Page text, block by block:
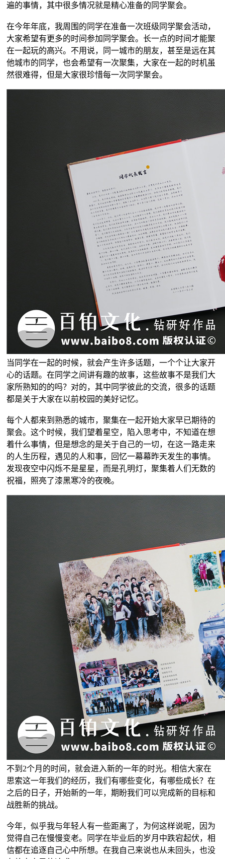
遍的事情，其中很多情况就是精心准备的同学聚会。
在今年年底，我周围的同学在准备一次班级同学聚会活动，
大家希望有更多的时间参加同学聚会。长一点的时间才能聚
在一起玩的高兴。不用说，同一城市的朋友，甚至是远在其
他城市的同学，也会希望有一次聚集，大家在一起的时机虽
然很难得，但是大家很珍惜每一次同学聚会。
当同学在一起的时候，就会产生许多话题，一个个让大家开
心的话题。在同学之间讲有趣的故事，这些故事不是我们大
家所熟知的的吗？对的，其中同学彼此的交流，很多的话题
都是关于大家在以前校园的美好记忆。
每个人都来到熟悉的城市，聚集在一起开始大家早已期待的
聚会。这个时候，我们望着星空，陷入思考中，不知道在想
着什么事情，但是想念的是关于自己的一切，在这一路走来
的人生历程，遇见的人和事，回忆一幕幕昨天发生的事情。
发现夜空中闪烁不是星星，而是孔明灯，聚集着人们无数的
祝福，照亮了漆黑寒冷的夜晚。
不到2个月的时间，就会进入新的一年的时光。相信大家在
思索这一年我们的经历，我们有哪些变化，有哪些成长？在
之后的日子，开始新的一年，期盼我们可以完成新的目标和
战胜新的挑战。
今年，似乎我与年轻人有一些距离了，为何这样说呢，因为
觉得自己在慢慢变老。同学在毕业后的岁月中跌宕起伏，相
信都在追逐自己心中所想。在我自己来说也从未回头，也没